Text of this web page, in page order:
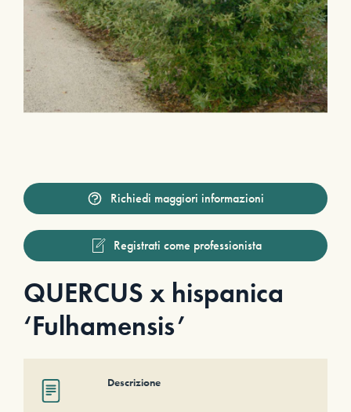
Richiedi maggiori informazioni
Registrati come professionista
QUERCUS x hispanica
‘Fulhamensis’
Descrizione